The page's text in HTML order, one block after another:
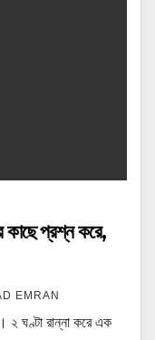
কাছে প্রশ্ন করে,
EMRAN
২ ঘণ্টা রান্না করে এক